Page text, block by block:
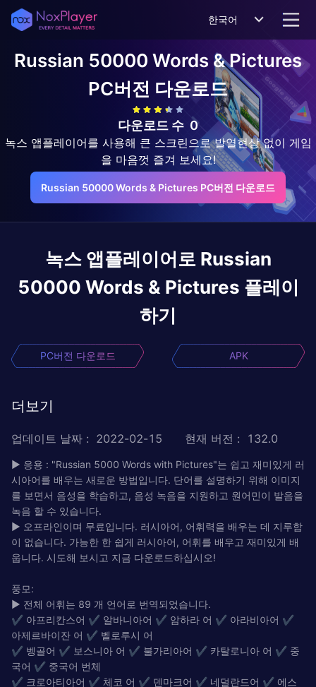
한국어
Russian 50000 Words & Pictures
PC버전 다운로드
다운로드 수 0
녹스 앱플레이어를 사용해 큰 스크린으로 발열현상 없이 게임
을 마음껏 즐겨 보세요!
Russian 50000 Words & Pictures PC버전 다운로드
녹스 앱플레이어로 Russian
50000 Words & Pictures 플레이
하기
PC버전 다운로드 APK
더보기
업데이트 날짜 : 2022-02-15 현재 버전 : 132.0
► 응용 : "Russian 5000 Words with Pictures"는 쉽고 재미있게 러
시아어를 배우는 새로운 방법입니다. 단어를 설명하기 위해 이미지
를 보면서 음성을 학습하고, 음성 녹음을 지원하고 원어민이 발음을
녹음 할 수 있습니다.
► 오프라인이며 무료입니다. 러시아어, 어휘력을 배우는 데 지루함
이 없습니다. 가능한 한 쉽게 러시아어, 어휘를 배우고 재미있게 배
웁니다. 시도해 보시고 지금 다운로드하십시오!
풍모:
► 전체 어휘는 89 개 언어로 번역되었습니다.
✔ 아프리칸스어 ✔ 알바니아어 ✔ 암하라 어 ✔ 아라비아어 ✔
아제르바이잔 어 ✔ 벨로루시 어
✔ 벵골어 ✔ 보스니아 어 ✔ 불가리아어 ✔ 카탈로니아 어 ✔ 중
국어 ✔ 중국어 번체
✔ 크로아티아어 ✔ 체코 어 ✔ 덴마크어 ✔ 네덜란드어 ✔ 에스